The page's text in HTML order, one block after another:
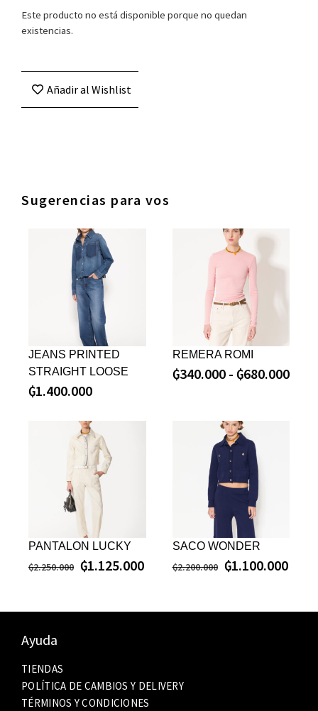
Este producto no está disponible porque no quedan
existencias.
Añadir al Wishlist
Sugerencias para vos
JEANS PRINTED
STRAIGHT LOOSE
₲1.400.000
REMERA ROMI
₲340.000 - ₲680.000
PANTALON LUCKY
₲2.250.000 ₲1.125.000
SACO WONDER
₲2.200.000 ₲1.100.000
Ayuda
TIENDAS
POLÍTICA DE CAMBIOS Y DELIVERY
TÉRMINOS Y CONDICIONES